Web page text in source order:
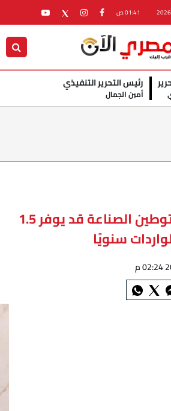
رئيس التحرير التنفيذي
أمين الجمال
غرفة الأخشاب: توطين الصناعة قد يوفر 1.5
سنويًا